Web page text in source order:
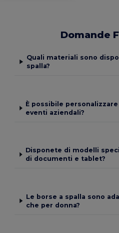
Domande
Quali materiali sono
spalla?
È possibile
eventi aziendali?
Disponete di modelli
di documenti e tablet?
Le borse a spalla sono
che per donna?